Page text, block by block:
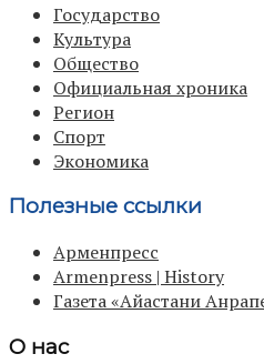
Государство
Культура
Общество
Официальная хроника
Регион
Спорт
Экономика
Полезные ссылки
Арменпресс
Armenpress | History
Газета «Айастани
О нас